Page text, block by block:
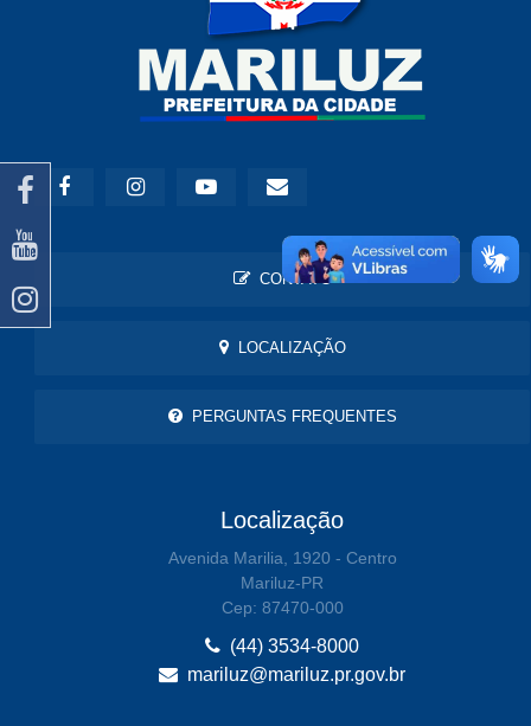
CONTATO
LOCALIZAÇÃO
PERGUNTAS FREQUENTES
Localização
Avenida Marilia, 1920 - Centro
Mariluz-PR
Cep: 87470-000
(44) 3534-8000
mariluz@mariluz.pr.gov.br